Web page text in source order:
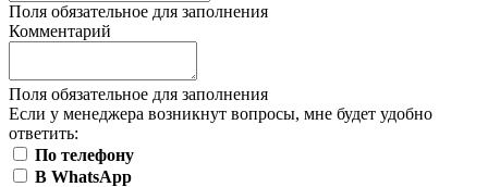
Поля обязательное для заполнения
Комментарий
Поля обязательное для заполнения
Если у менеджера возникнут вопросы, мне будет удобно
ответить:
По телефону
В WhatsApp